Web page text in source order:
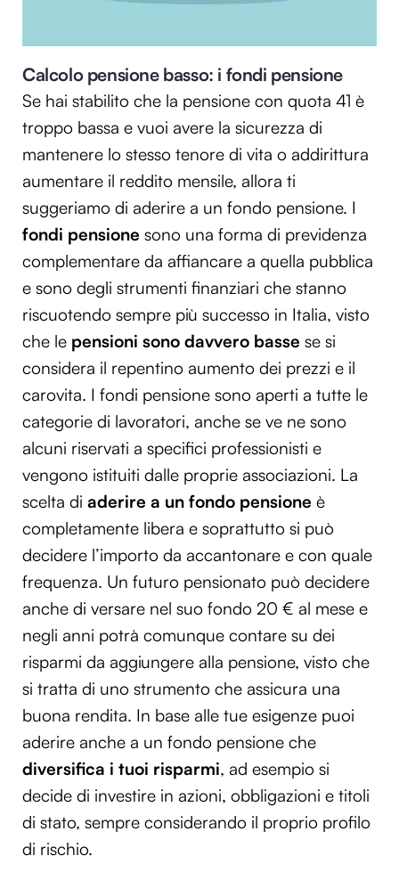
informazioni sul modo in cui utilizzi il nostro sito con i
nostri partner che si occupano di analisi dei dati web,
pubblicità e social media, i quali potrebbero combinarle
con altre informazioni che hai fornito loro o che hanno
Calcolo pensione basso: i fondi pensione
Se hai stabilito che la pensione con quota 41 è
troppo bassa e vuoi avere la sicurezza di
mantenere lo stesso tenore di vita o addirittura
aumentare il reddito mensile, allora ti
suggeriamo di aderire a un fondo pensione. I
fondi pensione sono una forma di previdenza
complementare da affiancare a quella pubblica
e sono degli strumenti finanziari che stanno
riscuotendo sempre più successo in Italia, visto
che le pensioni sono davvero basse se si
considera il repentino aumento dei prezzi e il
carovita. I fondi pensione sono aperti a tutte le
categorie di lavoratori, anche se ve ne sono
alcuni riservati a specifici professionisti e
vengono istituiti dalle proprie associazioni. La
scelta di aderire a un fondo pensione è
completamente libera e soprattutto si può
decidere l’importo da accantonare e con quale
frequenza. Un futuro pensionato può decidere
anche di versare nel suo fondo 20 € al mese e
negli anni potrà comunque contare su dei
risparmi da aggiungere alla pensione, visto che
si tratta di uno strumento che assicura una
buona rendita. In base alle tue esigenze puoi
aderire anche a un fondo pensione che
diversifica i tuoi risparmi, ad esempio si
decide di investire in azioni, obbligazioni e titoli
di stato, sempre considerando il proprio profilo
di rischio.